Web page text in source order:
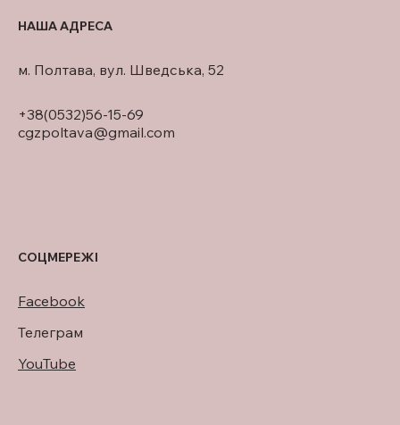
+38(0532)56-15-69
cgzpoltava@gmail.com
м. Полтава, вул. Шведська, 52
НАША АДРЕСА
СОЦМЕРЕЖІ
Facebook
Телеграм
YouTube